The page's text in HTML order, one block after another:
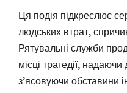
Ця подія підкреслює
людських втрат,
Рятувальні служби
місці трагедії,
з’ясовуючи обставини